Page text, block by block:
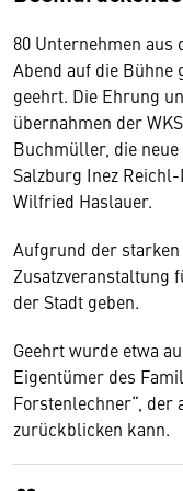
80 Unternehmen aus
Abend auf die Bühne
geehrt. Die Ehrung
übernahmen der
Buchmüller, die
Salzburg Inez
Wilfried Haslauer.
Aufgrund der
Zusatzveranstaltung
der Stadt geben.
Geehrt wurde etwa
Eigentümer des
Forstenlechner“, der
zurückblicken kann.